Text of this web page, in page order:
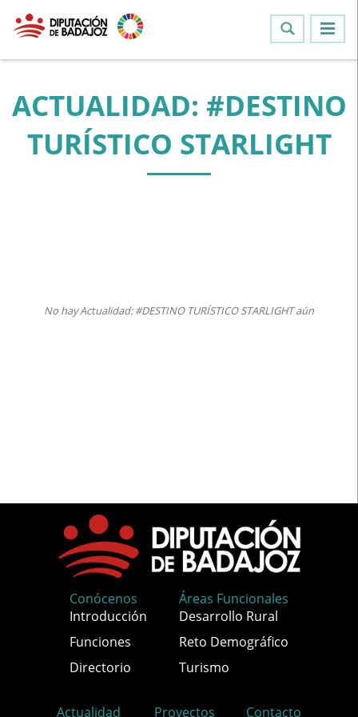
ACTUALIDAD: #DESTINO
TURÍSTICO STARLIGHT
No hay Actualidad: #DESTINO TURÍSTICO STARLIGHT aún
Conócenos
Introducción
Funciones
Directorio
Áreas Funcionales
Desarrollo Rural
Reto Demográfico
Turismo
Actualidad Proyectos Contacto